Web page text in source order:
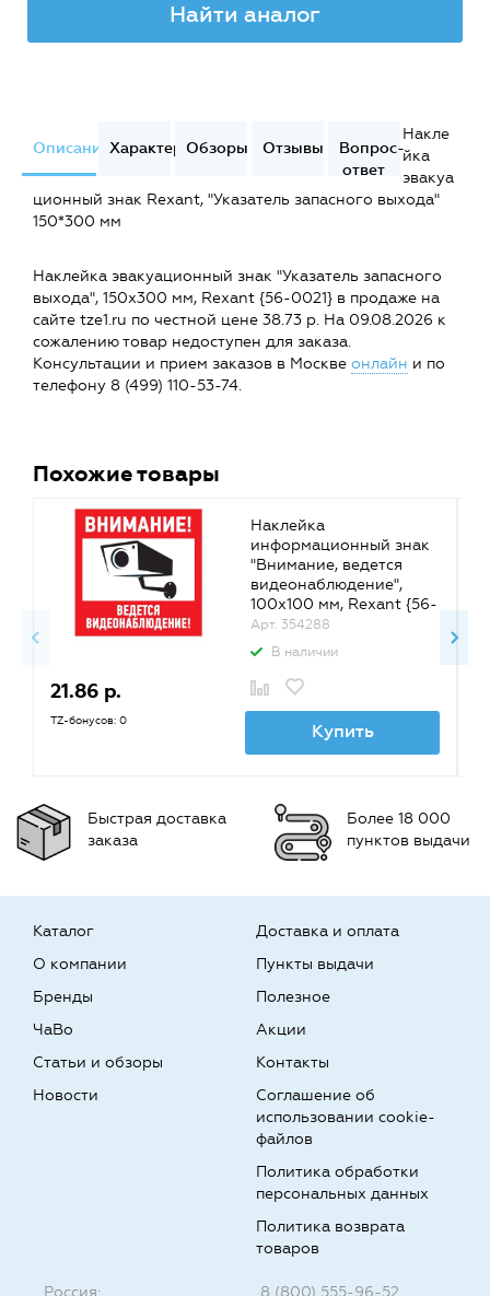
Найти аналог
ОписаниеХарактеристики
Обзоры Отзывы
Вопрос-
ответ
Накле
йка
эвакуа
ционный знак Rexant, "Указатель запасного выхода"
150*300 мм
Наклейка эвакуационный знак "Указатель запасного
выхода", 150х300 мм, Rexant {56-0021} в продаже на
сайте tze1.ru по честной цене 38.73 р. На 09.08.2026 к
сожалению товар недоступен для заказа.
Консультации и прием заказов в Москве онлайн и по
телефону 8 (499) 110-53-74.
Похожие товары
Наклейка
информационный знак
"Внимание, ведется
видеонаблюдение",
100x100 мм, Rexant {56-
0031}
Арт. 354288
В наличии
21.86 р.
TZ-бонусов: 0 Купить
Быстрая доставка
заказа
Более 18 000
пунктов выдачи
Каталог
О компании
Бренды
Доставка и оплата
Пункты выдачи
Полезное
ЧаВо
Статьи и обзоры
Новости
Акции
Контакты
Соглашение об
использовании cookie-
файлов
Политика обработки
персональных данных
Политика возврата
товаров